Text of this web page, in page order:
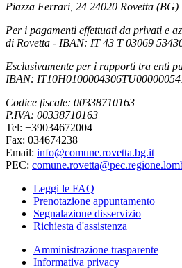
Piazza Ferrari, 24 24020 Rovetta (BG)
Per i pagamenti effettuati da privati e
di Rovetta - IBAN: IT 43 T 03069
Esclusivamente per i rapporti tra enti
IBAN:
Codice fiscale: 00338710163
P.IVA: 00338710163
Tel: +39034672004
Fax: 034674238
Email: info@comune.rovetta.bg.it
PEC:
Leggi le FAQ
Prenotazione appuntamento
Segnalazione disservizio
Richiesta d'assistenza
Amministrazione trasparente
Informativa privacy